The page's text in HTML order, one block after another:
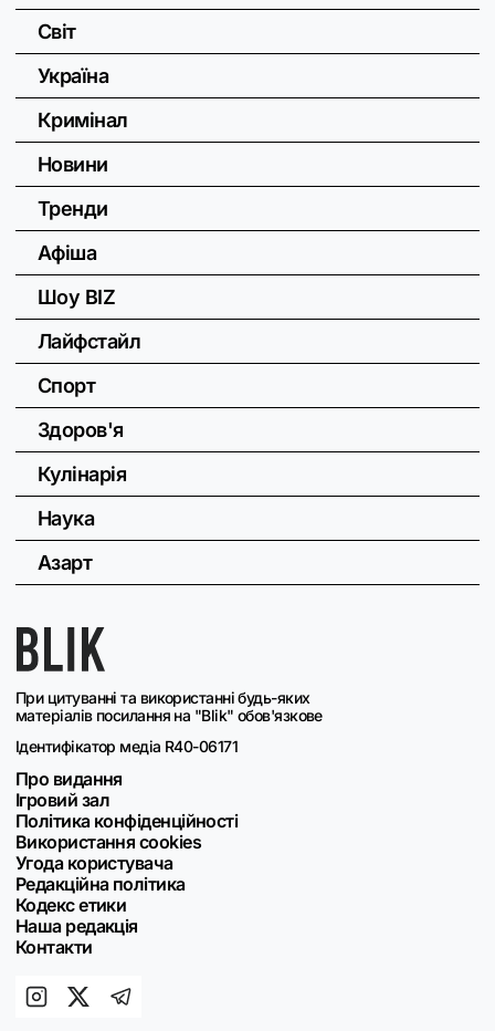
При цитуванні та використанні будь-яких
матеріалів посилання на "Blik" обов'язкове
Ідентифікатор медіа R40-06171
Про видання
Ігровий зал
Політика конфіденційності
Використання cookies
Угода користувача
Редакційна політика
Кодекс етики
Наша редакція
Контакти
Світ
Україна
Кримінал
Новини
Тренди
Афіша
Шоу BIZ
Лайфстайл
Спорт
Здоров'я
Кулінарія
Наука
Азарт